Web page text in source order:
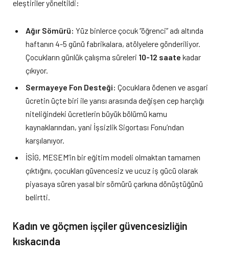
eleştiriler yöneltildi:
Ağır Sömürü: Yüz binlerce çocuk “öğrenci” adı altında
haftanın 4-5 günü fabrikalara, atölyelere gönderiliyor.
Çocukların günlük çalışma süreleri 10-12 saate kadar
çıkıyor.
Sermayeye Fon Desteği: Çocuklara ödenen ve asgari
ücretin üçte biri ile yarısı arasında değişen cep harçlığı
niteliğindeki ücretlerin büyük bölümü kamu
kaynaklarından, yani İşsizlik Sigortası Fonu’ndan
karşılanıyor.
İSİG, MESEM’in bir eğitim modeli olmaktan tamamen
çıktığını, çocukları güvencesiz ve ucuz iş gücü olarak
piyasaya süren yasal bir sömürü çarkına dönüştüğünü
belirtti.
Kadın ve göçmen işçiler güvencesizliğin
kıskacında